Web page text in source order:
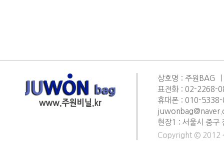
상호명 : 주원BAG
표전화 : 02-2268-
휴대폰 : 010-
현장1 : 서울시 중
Copyright © 2012